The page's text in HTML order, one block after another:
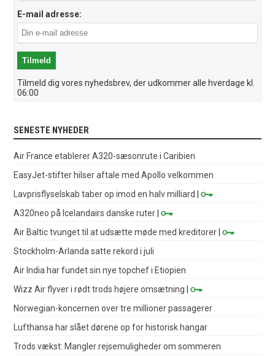
E-mail adresse:
Tilmeld dig vores nyhedsbrev, der udkommer alle hverdage kl.
06:00
SENESTE NYHEDER
Air France etablerer A320-sæsonrute i Caribien
EasyJet-stifter hilser aftale med Apollo velkommen
Lavprisflyselskab taber op imod en halv milliard
|
A320neo på Icelandairs danske ruter |
Air Baltic tvunget til at udsætte møde med kreditorer |
Stockholm-Arlanda satte rekord i juli
Air India har fundet sin nye topchef i Etiopien
Wizz Air flyver i rødt trods højere omsætning |
Norwegian-koncernen over tre millioner passagerer
Lufthansa har slået dørene op for historisk hangar
Trods vækst: Mangler rejsemuligheder om sommeren